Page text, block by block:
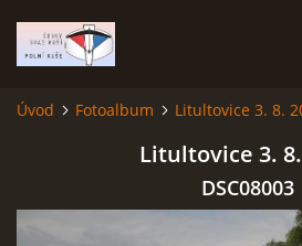
Úvod Fotoalbum Litultovice 3. 8.
Litultovice 3.
DSC08003